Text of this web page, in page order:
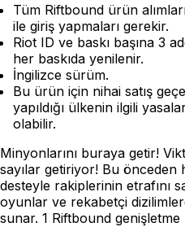
Tüm Riftbound ürün
ile giriş yapmaları gerekir.
Riot ID ve baskı başına 3
her baskıda yenilenir.
İngilizce sürüm.
Bu ürün için nihai satış
yapıldığı ülkenin ilgili
olabilir.
Minyonlarını buraya getir!
sayılar getiriyor! Bu önceden
desteyle rakiplerinin etrafını
oyunlar ve rekabetçi
sunar. 1 Riftbound